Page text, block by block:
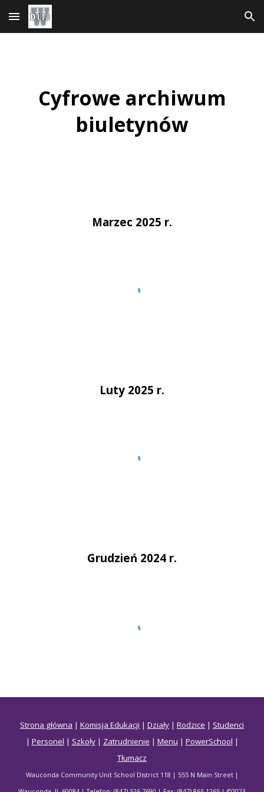
Przejdź do głównej treści Przejdź do nawigacji
Cyfrowe archiwum
biuletynów
Marzec 2025 r.
Luty 2025 r.
Grudzień 2024 r.
Strona główna | Komisja Edukacji | Działy | Rodzice | Studenci
| Personel | Szkoły| Zatrudnienie | Menu | PowerSchool |
Tłumacz
Wauconda Community Unit School District 118 | 555 N Main Street |